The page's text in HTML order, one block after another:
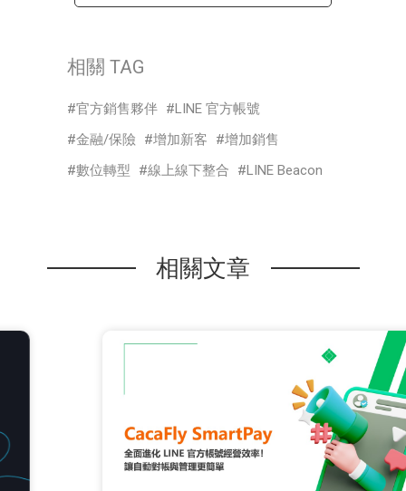
相關 TAG
官方銷售夥伴
LINE 官方帳號
金融/保險
增加新客
增加銷售
數位轉型
線上線下整合 LINE Beacon
相關文章